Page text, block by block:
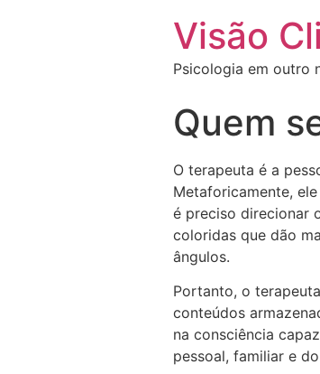
Visão
Psicologia em outro
Quem
O terapeuta é a
Metaforicamente,
é preciso direcionar
coloridas que dão
ângulos.
Portanto, o
conteúdos
na consciência
pessoal, familiar e